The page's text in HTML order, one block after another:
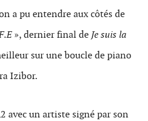
a pu entendre aux côtés de
», dernier final de Je suis la
sur une boucle de piano
Izibor.
avec un artiste signé par son